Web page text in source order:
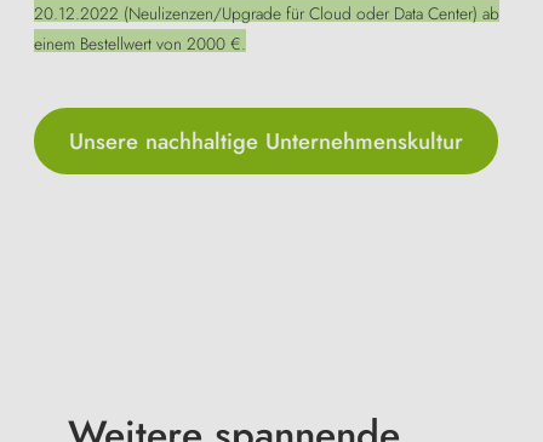
20.12.2022 (Neulizenzen/Upgrade für Cloud oder Data Center) ab
einem Bestellwert von 2000 €.
Unsere nachhaltige Unternehmenskultur